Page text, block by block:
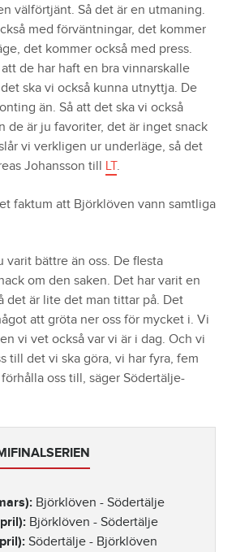
välförtjänt. Så det är en utmaning.
med förväntningar, det kommer
det kommer också med press.
de har haft en bra vinnarskalle
ska vi också kunna utnyttja. De
än. Så att det ska vi också
de är ju favoriter, det är inget snack
vi verkligen ur underläge, så det
Johansson till LT.
faktum att Björklöven vann samtliga
varit bättre än oss. De flesta
om den saken. Det har varit en
det är lite det man tittar på. Det
att gröta ner oss för mycket i. Vi
vi vet också var vi är i dag. Och vi
till det vi ska göra, vi har fyra, fem
oss till, säger Södertälje-
Björklöven - Södertälje
Björklöven - Södertälje
Södertälje - Björklöven